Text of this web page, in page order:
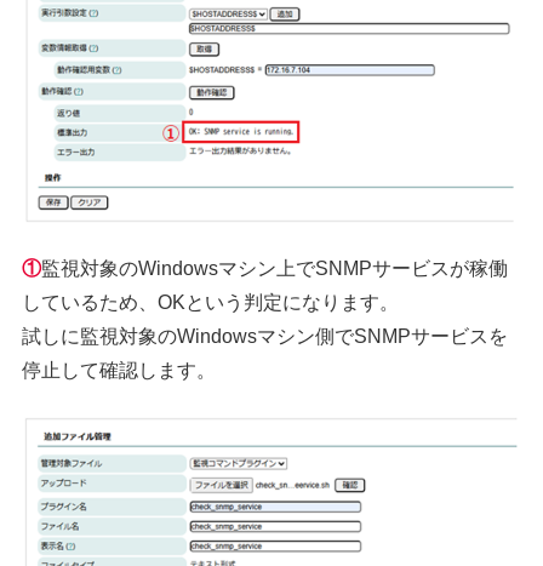
①監視対象のWindowsマシン上でSNMPサービスが稼働
しているため、OKという判定になります。
試しに監視対象のWindowsマシン側でSNMPサービスを
停止して確認します。